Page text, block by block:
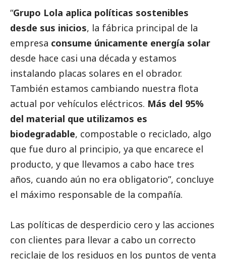
“Grupo Lola aplica políticas sostenibles
desde sus inicios, la fábrica principal de la
empresa consume únicamente energía solar
desde hace casi una década y estamos
instalando placas solares en el obrador.
También estamos cambiando nuestra flota
actual por vehículos eléctricos. Más del 95%
del material que utilizamos es
biodegradable, compostable o reciclado, algo
que fue duro al principio, ya que encarece el
producto, y que llevamos a cabo hace tres
años, cuando aún no era obligatorio”, concluye
el máximo responsable de la compañía.
Las políticas de desperdicio cero y las acciones
con clientes para llevar a cabo un correcto
reciclaje de los residuos en los puntos de venta